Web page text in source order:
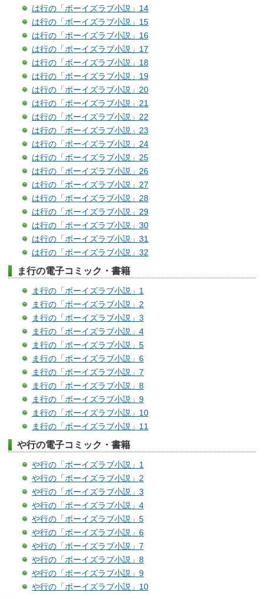
は行の「ボーイズラブ小説」14
は行の「ボーイズラブ小説」15
は行の「ボーイズラブ小説」16
は行の「ボーイズラブ小説」17
は行の「ボーイズラブ小説」18
は行の「ボーイズラブ小説」19
は行の「ボーイズラブ小説」20
は行の「ボーイズラブ小説」21
は行の「ボーイズラブ小説」22
は行の「ボーイズラブ小説」23
は行の「ボーイズラブ小説」24
は行の「ボーイズラブ小説」25
は行の「ボーイズラブ小説」26
は行の「ボーイズラブ小説」27
は行の「ボーイズラブ小説」28
は行の「ボーイズラブ小説」29
は行の「ボーイズラブ小説」30
は行の「ボーイズラブ小説」31
は行の「ボーイズラブ小説」32
ま行の電子コミック・書籍
ま行の「ボーイズラブ小説」1
ま行の「ボーイズラブ小説」2
ま行の「ボーイズラブ小説」3
ま行の「ボーイズラブ小説」4
ま行の「ボーイズラブ小説」5
ま行の「ボーイズラブ小説」6
ま行の「ボーイズラブ小説」7
ま行の「ボーイズラブ小説」8
ま行の「ボーイズラブ小説」9
ま行の「ボーイズラブ小説」10
ま行の「ボーイズラブ小説」11
や行の電子コミック・書籍
や行の「ボーイズラブ小説」1
や行の「ボーイズラブ小説」2
や行の「ボーイズラブ小説」3
や行の「ボーイズラブ小説」4
や行の「ボーイズラブ小説」5
や行の「ボーイズラブ小説」6
や行の「ボーイズラブ小説」7
や行の「ボーイズラブ小説」8
や行の「ボーイズラブ小説」9
や行の「ボーイズラブ小説」10